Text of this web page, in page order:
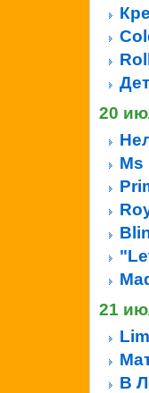
20
Ms
21
В